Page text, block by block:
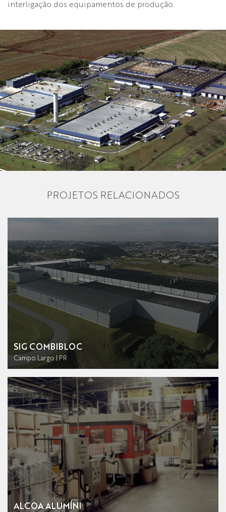
interligação dos equipamentos de produção.
PROJETOS RELACIONADOS
SIG COMBIBLOC
Campo Largo | PR
ALCOA ALUMÍNI